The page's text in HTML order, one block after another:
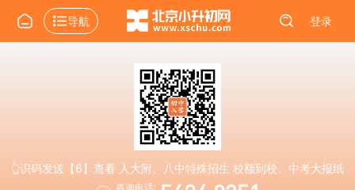
导航 登录
👆识码发送【6】查看 人大附、八中特殊招生 校额到校、中考大报纸
咨询电话: